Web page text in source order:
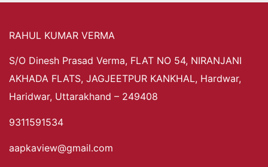
RAHUL KUMAR VERMA
S/O Dinesh Prasad Verma, FLAT NO 54, NIRANJANI
AKHADA FLATS, JAGJEETPUR KANKHAL, Hardwar,
Haridwar, Uttarakhand – 249408
9311591534
aapkaview@gmail.com